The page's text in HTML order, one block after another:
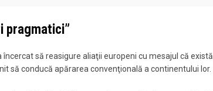
pragmatici”
încercat să reasigure aliaţii europeni cu mesajul că există
să conducă apărarea convenţională a continentului lor.